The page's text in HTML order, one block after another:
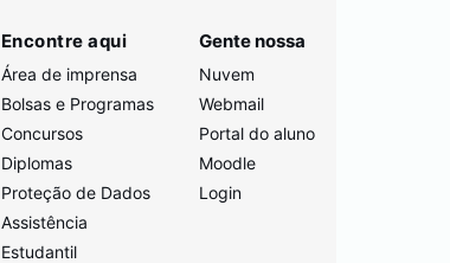
Encontre aqui
Área de imprensa
Bolsas e Programas
Concursos
Diplomas
Proteção de Dados
Assistência
Estudantil
Gente nossa
Nuvem
Webmail
Portal do aluno
Moodle
Login